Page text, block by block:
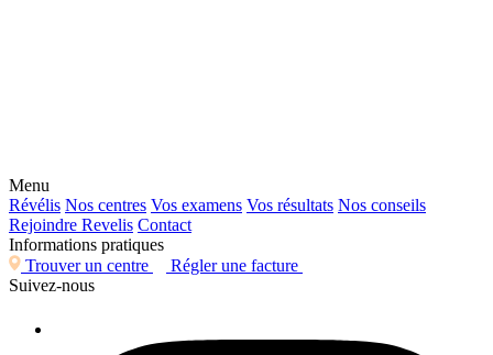
Menu
Révélis Nos centres Vos examens Vos résultats Nos conseils
Rejoindre Revelis Contact
Informations pratiques
Trouver un centre
Régler une facture
Suivez-nous